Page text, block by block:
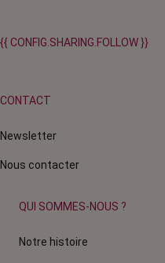
{{ CONFIG.SHARING.FOLLOW }}
CONTACT
Newsletter
Nous contacter
QUI SOMMES-NOUS ?
Notre histoire